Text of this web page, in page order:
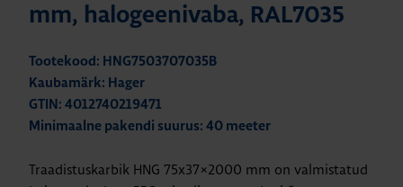
mm, halogeenivaba, RAL7035
Tootekood: HNG7503707035B
Kaubamärk: Hager
GTIN: 4012740219471
Minimaalne pakendi suurus: 40 meeter
Traadistuskarbik HNG 75x37×2000 mm on valmistatud